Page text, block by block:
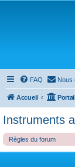
FAQ Nous
Accueil
Instruments
Règles du forum